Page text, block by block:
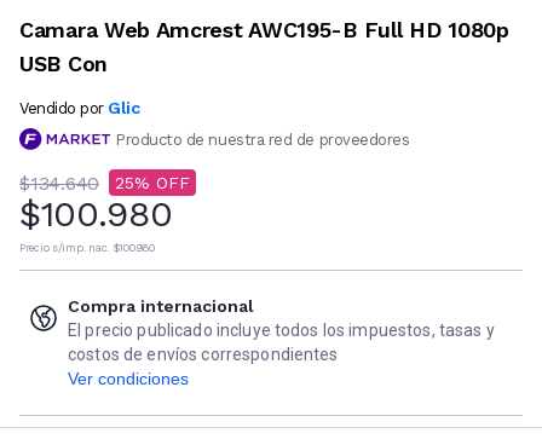
Camara Web Amcrest AWC195-B Full HD 1080p
USB Con
Vendido por Glic
Producto de nuestra red de proveedores
$134.640 25
$100.980
Precio s/imp. nac. $100.980
Compra internacional
El precio publicado incluye todos los impuestos, tasas y
costos de envíos correspondientes
Ver condiciones